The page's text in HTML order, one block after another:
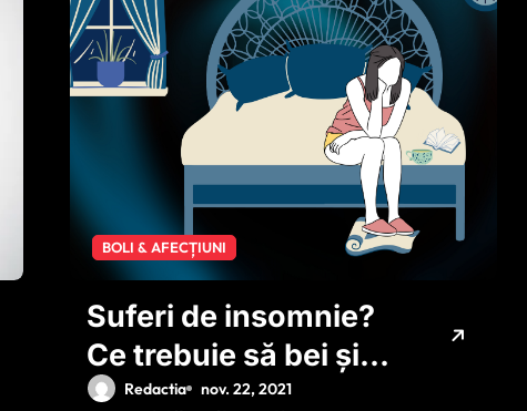
BOLI & AFECȚIUNI
Suferi de insomnie?
Ce trebuie să bei și
ce trebuie evitat
Redactia nov. 22, 2021